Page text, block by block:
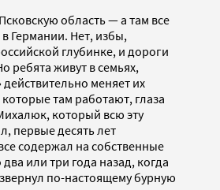
область — а там все
Германии. Нет, избы,
глубинке, и дороги
ребята живут в семьях,
действительно меняет их
там работают, глаза
который всю эту
первые десять лет
содержал на собственные
или три года назад, когда
по-настоящему бурную